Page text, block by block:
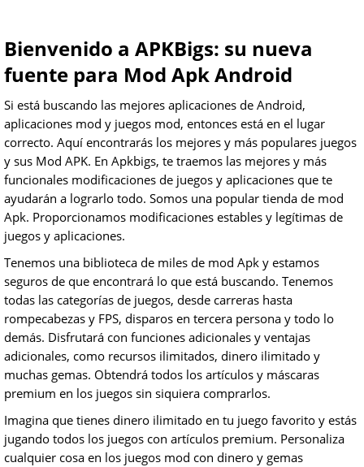
Bienvenido a APKBigs: su nueva
fuente para Mod Apk Android
Si está buscando las mejores aplicaciones de Android,
aplicaciones mod y juegos mod, entonces está en el lugar
correcto. Aquí encontrarás los mejores y más populares juegos
y sus Mod APK. En Apkbigs, te traemos las mejores y más
funcionales modificaciones de juegos y aplicaciones que te
ayudarán a lograrlo todo. Somos una popular tienda de mod
Apk. Proporcionamos modificaciones estables y legítimas de
juegos y aplicaciones.
Tenemos una biblioteca de miles de mod Apk y estamos
seguros de que encontrará lo que está buscando. Tenemos
todas las categorías de juegos, desde carreras hasta
rompecabezas y FPS, disparos en tercera persona y todo lo
demás. Disfrutará con funciones adicionales y ventajas
adicionales, como recursos ilimitados, dinero ilimitado y
muchas gemas. Obtendrá todos los artículos y máscaras
premium en los juegos sin siquiera comprarlos.
Imagina que tienes dinero ilimitado en tu juego favorito y estás
jugando todos los juegos con artículos premium. Personaliza
cualquier cosa en los juegos mod con dinero y gemas